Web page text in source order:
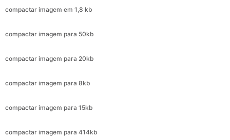
compactar imagem para 20kb
compactar imagem para 8kb
compactar imagem para 15kb
compactar imagem para 414kb
compactar imagem para 173kb